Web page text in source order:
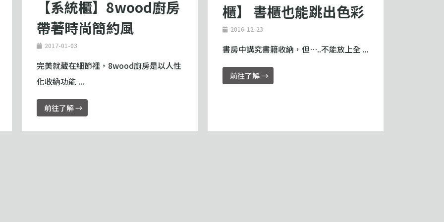
【系統櫃】8wood廚房
帶著時尚簡約風
2017-01-03
完美就藏在細節裡，8wood廚房是以人性
化收納功能 ...
前往了解 →
櫃】 書櫃也能跳出色彩
2016-12-23
書房中講究書籍收納，但…..不能放上全 ...
前往了解 →